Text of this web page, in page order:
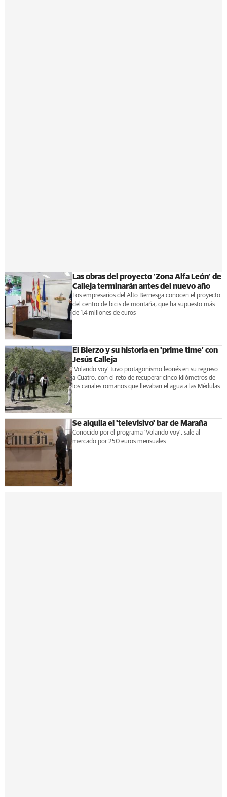
Las obras del proyecto 'Zona Alfa León' de
Calleja terminarán antes del nuevo año
Los empresarios del Alto Bernesga conocen el proyecto
del centro de bicis de montaña, que ha supuesto más
de 1,4 millones de euros
El Bierzo y su historia en 'prime time' con
Jesús Calleja
'Volando voy' tuvo protagonismo leonés en su regreso
a Cuatro, con el reto de recuperar cinco kilómetros de
los canales romanos que llevaban el agua a las Médulas
Se alquila el 'televisivo' bar de Maraña
Conocido por el programa ‘Volando voy’, sale al
mercado por 250 euros mensuales